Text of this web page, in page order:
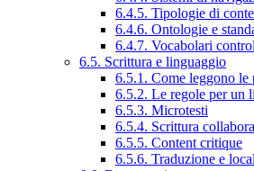
6.4.5. Tipologie di
6.4.6. Ontologie e
6.4.7. Vocabolari
6.5. Scrittura e linguaggio
6.5.1. Come leggono le
6.5.2. Le regole per un
6.5.3. Microtesti
6.5.4. Scrittura
6.5.5. Content critique
6.5.6. Traduzione e